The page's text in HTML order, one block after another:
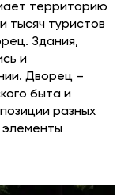
территорию
тысяч туристов
Здания,
и
Дворец –
быта и
разных
элементы